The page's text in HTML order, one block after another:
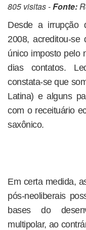
805 visitas -Fonte:
Desde a irrupção
2008, acreditou-se
único imposto pelo
dias contatos.
constata-se que
Latina) e alguns
com o receituário
saxônico.
Em certa medida,
pós-neoliberais
bases do
multipolar, ao